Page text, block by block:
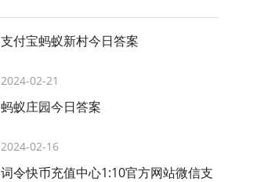
支付宝蚂蚁新村今日答案
2024-02-21
蚂蚁庄园今日答案
2024-02-16
词令快币充值中心1:10官方网站微信支